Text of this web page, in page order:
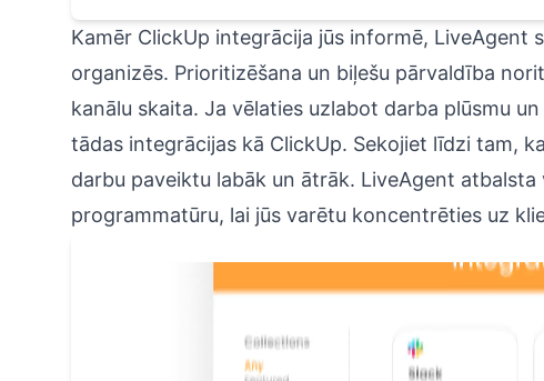
Kamēr ClickUp integrācija jūs informē, LiveAgent
organizēs. Prioritizēšana un biļešu pārvaldība
kanālu skaita. Ja vēlaties uzlabot darba plūsmu
tādas integrācijas kā ClickUp. Sekojiet līdzi tam,
darbu paveiktu labāk un ātrāk. LiveAgent
programmatūru, lai jūs varētu koncentrēties uz